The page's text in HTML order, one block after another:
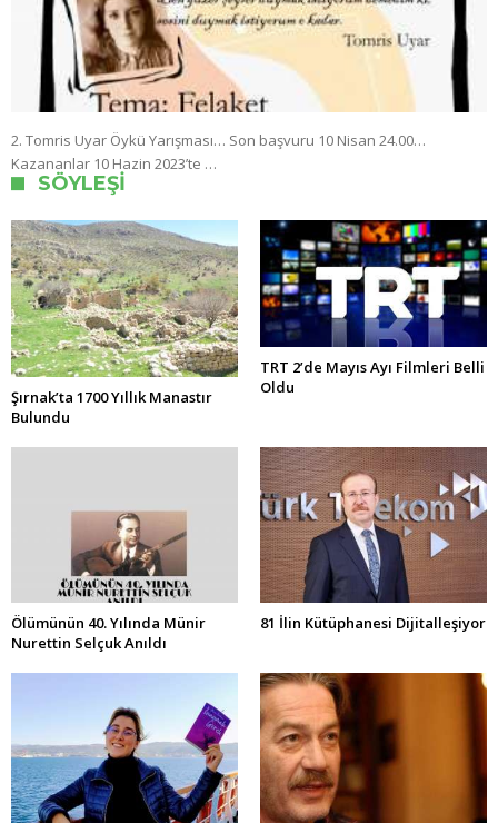
2. Tomris Uyar Öykü Yarışması… Son başvuru 10 Nisan 24.00…
Kazananlar 10 Hazin 2023’te …
SÖYLEŞI
Şırnak’ta 1700 Yıllık Manastır
Bulundu
TRT 2’de Mayıs Ayı Filmleri Belli
Oldu
Ölümünün 40. Yılında Münir
Nurettin Selçuk Anıldı
81 İlin Kütüphanesi Dijitalleşiyor